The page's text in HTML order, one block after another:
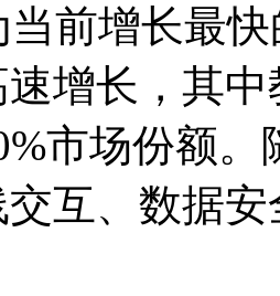
前增长最
增长，其
市场份额
互、数据